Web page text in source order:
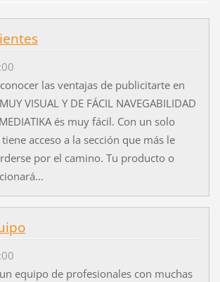
las ventajas de publicitarte en
VISUAL Y DE FÁCIL NAVEGABILIDAD
és muy fácil. Con un solo
acceso a la sección que más le
por el camino. Tu producto o
equipo de profesionales con muchas